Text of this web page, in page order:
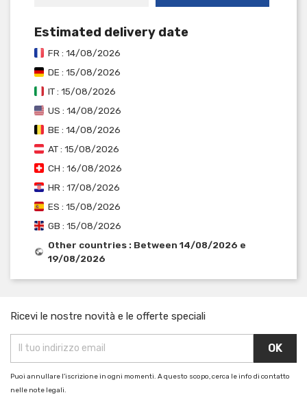
Estimated delivery date
FR : 14/08/2026
DE : 15/08/2026
IT : 15/08/2026
US : 14/08/2026
BE : 14/08/2026
AT : 15/08/2026
CH : 16/08/2026
HR : 17/08/2026
ES : 15/08/2026
GB : 15/08/2026
Other countries : Between 14/08/2026 e
19/08/2026
Ricevi le nostre novità e le offerte speciali
Puoi annullare l'iscrizione in ogni momenti. A questo scopo, cerca le info di contatto
nelle note legali.